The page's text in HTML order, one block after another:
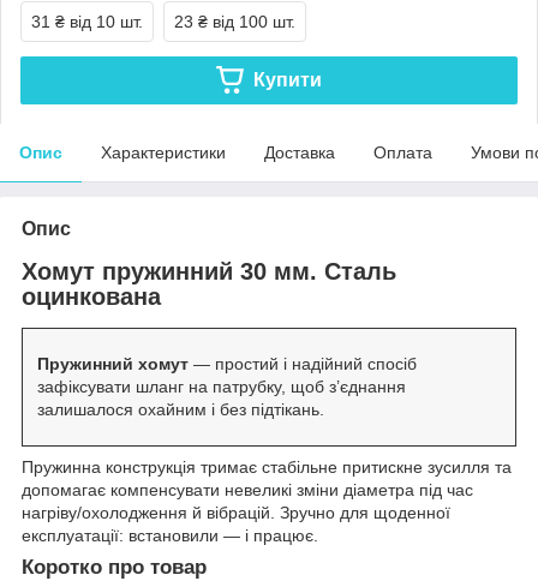
31 ₴ від 10 шт. 23 ₴ від 100 шт.
Купити
Опис Характеристики Доставка Оплата Умови
Опис
Хомут пружинний 30 мм. Сталь
оцинкована
Пружинний хомут — простий і надійний спосіб
зафіксувати шланг на патрубку, щоб з’єднання
залишалося охайним і без підтікань.
Пружинна конструкція тримає стабільне притискне зусилля та
допомагає компенсувати невеликі зміни діаметра під час
нагріву/охолодження й вібрацій. Зручно для щоденної
експлуатації: встановили — і працює.
Коротко про товар